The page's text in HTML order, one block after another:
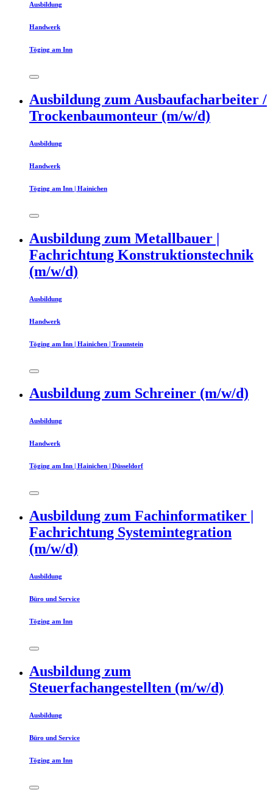
Ausbildung
Handwerk
Töging am Inn
Ausbildung zum Ausbaufacharbeiter /
Trockenbaumonteur (m/w/d)
Ausbildung
Handwerk
Töging am Inn | Hainichen
Ausbildung zum Metallbauer |
Fachrichtung Konstruktionstechnik
(m/w/d)
Ausbildung
Handwerk
Töging am Inn | Hainichen | Traunstein
Ausbildung zum Schreiner (m/w/d)
Ausbildung
Handwerk
Töging am Inn | Hainichen | Düsseldorf
Ausbildung zum Fachinformatiker |
Fachrichtung Systemintegration
(m/w/d)
Ausbildung
Büro und Service
Töging am Inn
Ausbildung zum
Steuerfachangestellten (m/w/d)
Ausbildung
Büro und Service
Töging am Inn